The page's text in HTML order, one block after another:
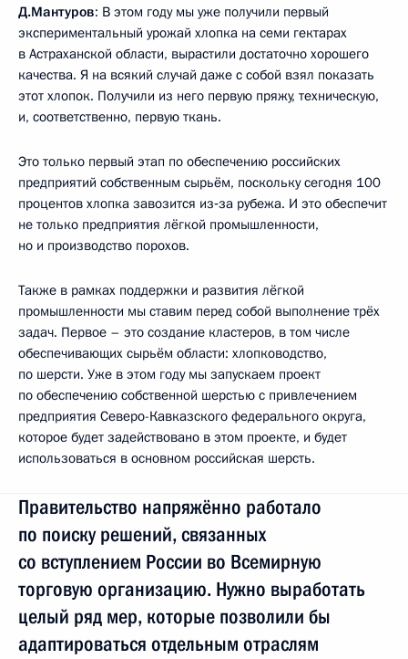
Д.Мантуров: В этом году мы уже получили первый
экспериментальный урожай хлопка на семи гектарах
в Астраханской области, вырастили достаточно хорошего
качества. Я на всякий случай даже с собой взял показать
этот хлопок. Получили из него первую пряжу, техническую,
и, соответственно, первую ткань.
Это только первый этап по обеспечению российских
предприятий собственным сырьём, поскольку сегодня 100
процентов хлопка завозится из‑за рубежа. И это обеспечит
не только предприятия лёгкой промышленности,
но и производство порохов.
Также в рамках поддержки и развития лёгкой
промышленности мы ставим перед собой выполнение трёх
задач. Первое – это создание кластеров, в том числе
обеспечивающих сырьём области: хлопководство,
по шерсти. Уже в этом году мы запускаем проект
по обеспечению собственной шерстью с привлечением
предприятия Северо-Кавказского федерального округа,
которое будет задействовано в этом проекте, и будет
использоваться в основном российская шерсть.
Правительство напряжённо работало
по поиску решений, связанных
со вступлением России во Всемирную
торговую организацию. Нужно выработать
целый ряд мер, которые позволили бы
адаптироваться отдельным отраслям